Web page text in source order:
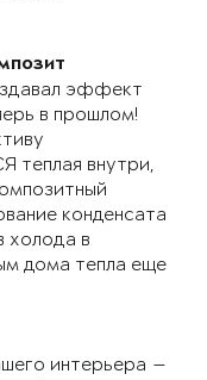
эффект
в прошлом!
теплая внутри,
конденсата
холода в
дома тепла еще
интерьера —